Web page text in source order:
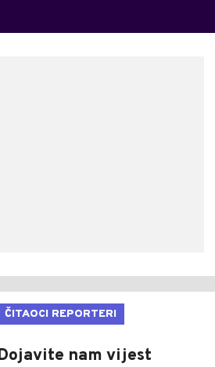
ČITAOCI REPORTERI
nam vijest